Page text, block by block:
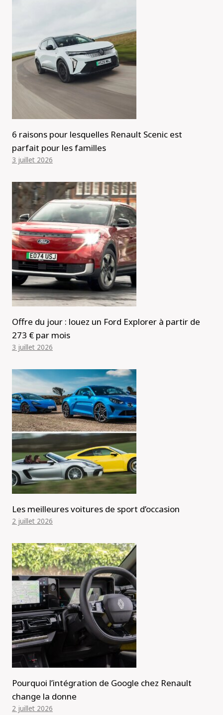
6 raisons pour lesquelles Renault Scenic est
parfait pour les familles
3 juillet 2026
Offre du jour : louez un Ford Explorer à partir de
273 € par mois
3 juillet 2026
Les meilleures voitures de sport d’occasion
2 juillet 2026
Pourquoi l’intégration de Google chez Renault
change la donne
2 juillet 2026